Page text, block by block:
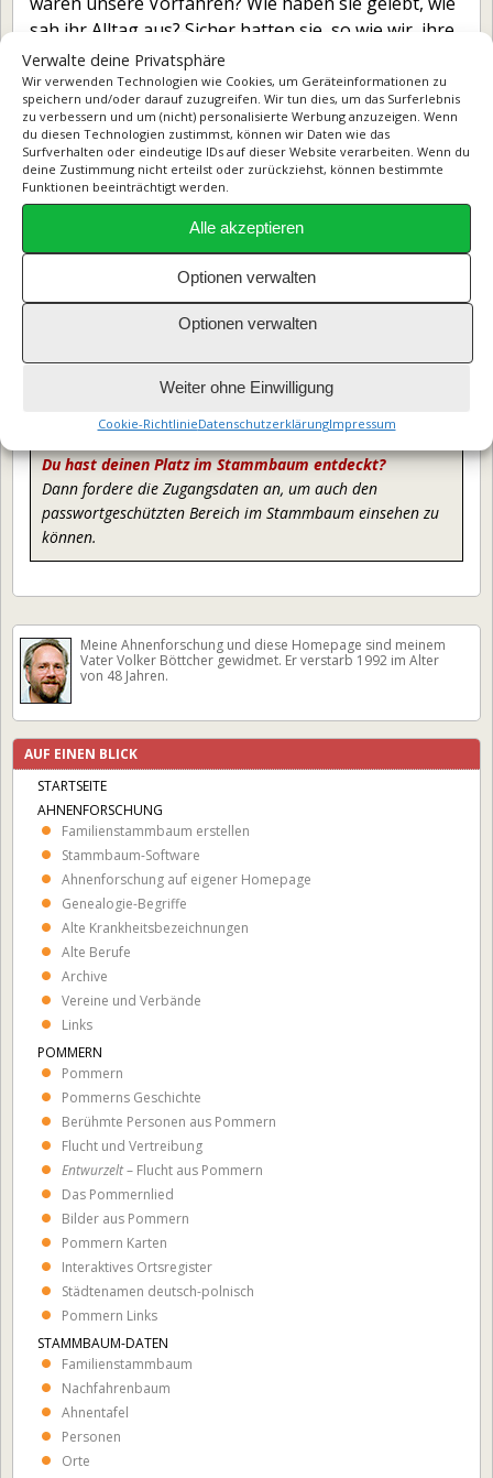
Verwalte deine Privatsphäre
Wir verwenden Technologien wie Cookies, um Geräteinformationen zu
speichern und/oder darauf zuzugreifen. Wir tun dies, um das Surferlebnis
zu verbessern und um (nicht) personalisierte Werbung anzuzeigen. Wenn
du diesen Technologien zustimmst, können wir Daten wie das
Surfverhalten oder eindeutige IDs auf dieser Website verarbeiten. Wenn du
deine Zustimmung nicht erteilst oder zurückziehst, können bestimmte
Funktionen beeinträchtigt werden.
Alle akzeptieren
Weiter ohne Einwilligung
Optionen verwalten
Optionen verwalten
Cookie-RichtlinieDatenschutzerklärungImpressum
Interessante Links
— Verstorbene Prominente
— Nahtoderfahrungen
— Größen der Stars
— Zeitung vom Tag der Geburt
— Deutsche YouTube Stars
— Geburtstagsrechner
sah ihr Alltag aus? Sicher hatten sie, so wie wir, ihre
Sorgen und Freuden, Pläne und Hoffnungen – nur
eben in einer anderen, uns unbekannten Zeit. Wir
haben ihr Blut in den Adern – sie sind wir und wir
sind sie.
Ich möchte mit dieser Homepage versuchen, auch
andere Menschen für die Erforschung ihres
Familienstammbaumes zu interessieren. Die
Ahnenforschung soll helfen, unseren Ursprung –
die Menschen, die vor uns kamen – nicht ganz zu
vergessen.
Andreas Böttcher
Du hast deinen Platz im Stammbaum entdeckt?
Dann fordere die Zugangsdaten an, um auch den
passwortgeschützten Bereich im Stammbaum einsehen zu
können.
Meine Ahnen­forschung und diese Homepage sind meinem
Vater Volker Böttcher gewidmet. Er verstarb 1992 im Alter
von 48 Jahren.
AUF EINEN BLICK
STARTSEITE
AHNENFORSCHUNG
Familienstammbaum erstellen
Stammbaum-Software
Ahnenforschung auf eigener Homepage
Genealogie-Begriffe
Alte Krankheits­bezeichnungen
Alte Berufe
Archive
Vereine und Verbände
Links
POMMERN
Pommern
Pommerns Geschichte
Berühmte Personen aus Pommern
Flucht und Vertreibung
Entwurzelt– Flucht aus Pommern
Das Pommernlied
Bilder aus Pommern
Pommern Karten
Interaktives Ortsregister
Städtenamen deutsch-polnisch
Pommern Links
STAMMBAUM-DATEN
Familienstammbaum
Nachfahrenbaum
Ahnentafel
Personen
Orte